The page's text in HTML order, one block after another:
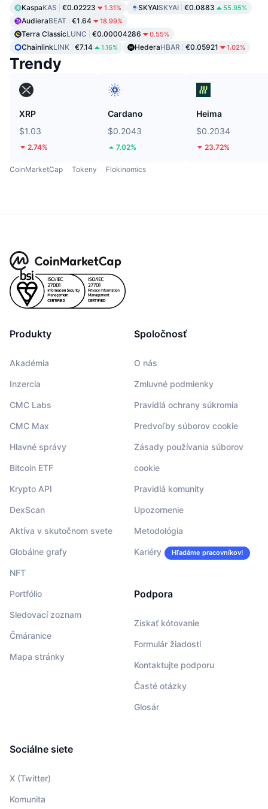
KaspaKAS €0.02223 1.31% SKYAISKYAI €0.0883 55.95%
AudieraBEAT €1.64 18.99%
Terra ClassicLUNC €0.00004286 0.55%
ChainlinkLINK €7.14 1.16% HederaHBAR €0.05921 1.02%
Trendy
XRP
$1.03
2.74%
Cardano
$0.2043
7.02%
Heima
$0.2034
23.72%
CoinMarketCap Tokeny Flokinomics
Produkty
Akadémia
Inzercia
CMC Labs
CMC Max
Hlavné správy
Bitcoin ETF
Krypto API
DexScan
Aktíva v skutočnom svete
Globálne grafy
NFT
Portfólio
Sledovací zoznam
Čmáranice
Mapa stránky
Spoločnosť
O nás
Zmluvné podmienky
Pravidlá ochrany súkromia
Predvoľby súborov cookie
Zásady používania súborov
cookie
Pravidlá komunity
Upozornenie
Metodológia
Kariéry Hľadáme pracovníkov!
Podpora
Získať kótovanie
Formulár žiadosti
Kontaktujte podporu
Časté otázky
Glosár
Sociálne siete
X (Twitter)
Komunita